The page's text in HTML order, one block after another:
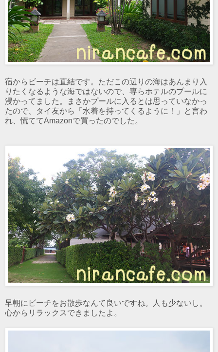
宿からビーチは直結です。ただこの辺りの海はあんまり入
りたくなるような海ではないので、専らホテルのプールに
浸かってました。まさかプールに入るとは思っていなかっ
たので、タイ友から「水着を持ってくるように！」と言わ
れ、慌ててAmazonで買ったのでした。
早朝にビーチをお散歩なんて良いですね。人も少ないし。
心からリラックスできましたよ。